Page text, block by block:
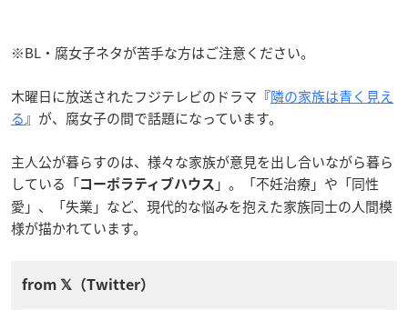
※BL・腐女子ネタが苦手な方はご注意ください。
木曜日に放送されたフジテレビのドラマ『隣の家族は青く見え
る』が、腐女子の間で話題になっています。
主人公が暮らすのは、様々な家族が意見を出し合いながら暮ら
している「コーポラティブハウス 」。「不妊治療」や「同性
愛」、「失業」など、現代的な悩みを抱えた家族同士の人間模
様が描かれています。